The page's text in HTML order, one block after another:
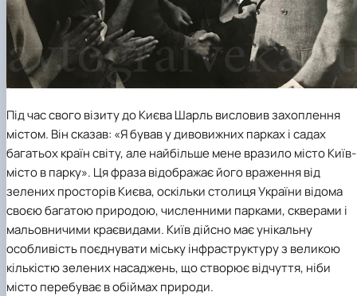
Під час свого візиту до Києва Шарль висловив захоплення
містом. Він сказав: «Я бував у дивовижних парках і садах
багатьох країн світу, але найбільше мене вразило місто Київ-
місто в парку». Ця фраза відображає його враження від
зелених просторів Києва, оскільки столиця України відома
своєю багатою природою, численними парками, скверами і
мальовничими краєвидами. Київ дійсно має унікальну
особливість поєднувати міську інфраструктуру з великою
кількістю зелених насаджень, що створює відчуття, ніби
місто перебуває в обіймах природи.